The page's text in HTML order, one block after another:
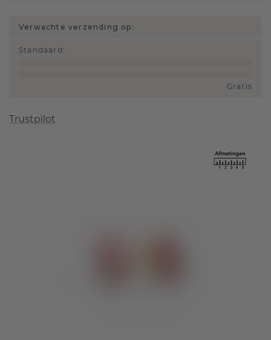
Verwachte verzending op:
Standaard :
Gratis
Trustpilot